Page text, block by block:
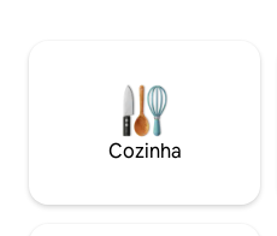
cardumes próximos ● Caminhar por
trilhas panorâmicas ● Relaxe no deck
perto da lareira ou na banheira
hidromassagem ● Assista aos
Ideal para pescadores, casais
Cozinha